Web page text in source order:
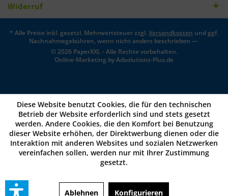
Widerruf
* Alle Preise inkl. gesetzl. Mehrwertsteuer zzgl.Versandkosten und ggf.
Nachnahmegebühren, wenn nicht anders beschrieben —
© 2026 PaperXXL - Alle Rechte vorbehalten.
Online-Marketing byAdsolutions-Plus.de
Diese Website benutzt Cookies, die für den technischen
Betrieb der Website erforderlich sind und stets gesetzt
werden. Andere Cookies, die den Komfort bei Benutzung
dieser Website erhöhen, der Direktwerbung dienen oder die
Interaktion mit anderen Websites und sozialen Netzwerken
vereinfachen sollen, werden nur mit Ihrer Zustimmung
gesetzt.
Ablehnen Konfigurieren